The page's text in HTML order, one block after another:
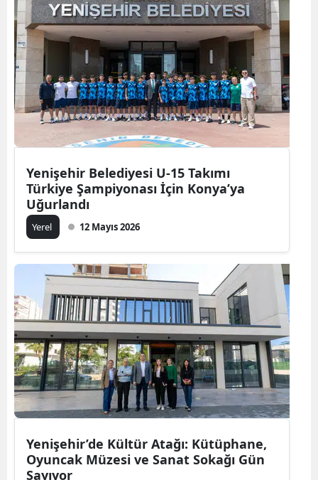
Yenişehir Belediyesi U-15 Takımı
Türkiye Şampiyonası İçin Konya’ya
Uğurlandı
Yerel 12 Mayıs 2026
Yenişehir’de Kültür Atağı: Kütüphane,
Oyuncak Müzesi ve Sanat Sokağı Gün
Sayıyor